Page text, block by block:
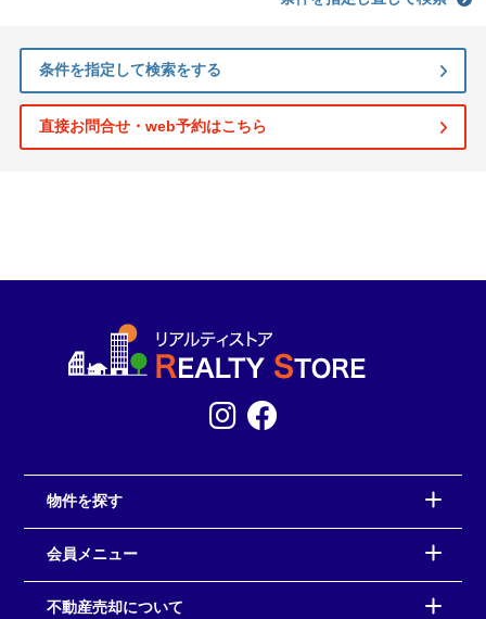
条件を指定して検索をする
直接お問合せ・web予約はこちら
物件を探す
会員メニュー
不動産売却について